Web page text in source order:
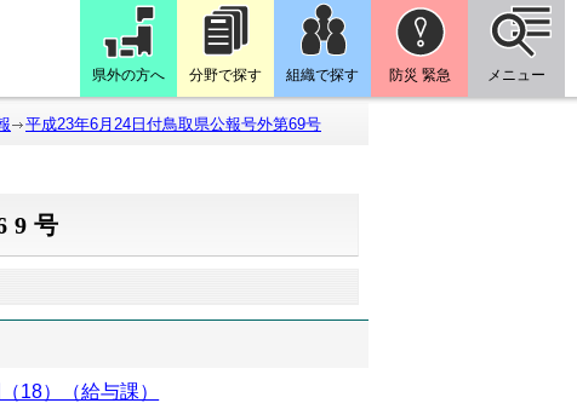
県外の方へ 分野で探す 組織で探す 防災 緊急 メニュー
平成23年6月24日付鳥取県公報号外第69号
号
18）（給与課）